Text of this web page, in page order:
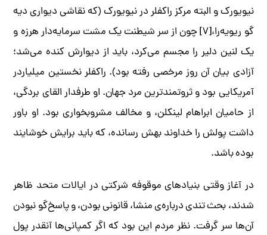
نیویورک و البته مرکز راکفلر در نیویورک (­که نقاشی دیواری دیه­‌
گو ریویه­‌را،[۷] چون از سر شیطنت یک مشت سرمایه­‌دار هرزه و
یک لنین دلیر را مجسم می‌­کرد، باید از دیوارش کنده می‌­شد؛
آزادی بیان آن روز ­مرخصی رفته بود). راکفلر نخستین میلیاردر
آمریکایی بود و ثروتمندترین مرد جهان. او طرفدار القای بردگی،
از حامیان ابراهام لینکلن، و مخالف مشروب­خواری بود. او باور
داشت پولش را خداوند بهش رسانده، که باید برایش خوشایند
بوده باشد.
در آغاز وقتی بنیادهای موقوفه­ شرکتی در ایالات متحد ظاهر
شدند، بحث تندی درباره­‌ی منشا، قانونی بودن، و پاسخ‌‌گو نبودن
آن­‌ها سر گرفت. نظر مردم این بود که اگر کمپانی­‌ها آن­قدر پول